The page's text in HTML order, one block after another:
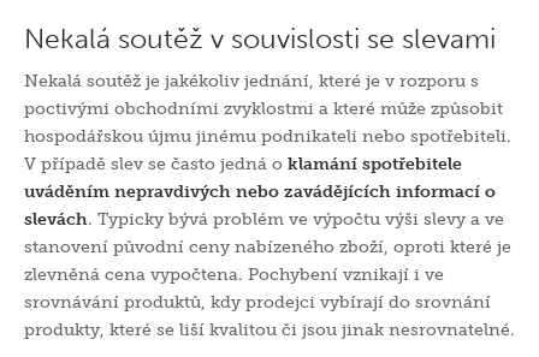
Nekalá soutěž v souvislosti se slevami
Nekalá soutěž je jakékoliv jednání, které je v rozporu s
poctivými obchodními zvyklostmi a které může způsobit
hospodářskou újmu jinému podnikateli nebo spotřebiteli.
V případě slev se často jedná o klamání spotřebitele
uváděním nepravdivých nebo zavádějících informací o
slevách. Typicky bývá problém ve výpočtu výši slevy a ve
stanovení původní ceny nabízeného zboží, oproti které je
zlevněná cena vypočtena. Pochybení vznikají i ve
srovnávání produktů, kdy prodejci vybírají do srovnání
produkty, které se liší kvalitou či jsou jinak nesrovnatelné.